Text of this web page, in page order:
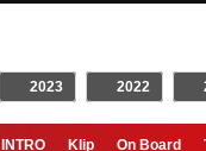
2023 2022
INTRO Klip On Board